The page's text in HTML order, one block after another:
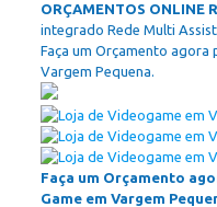
ORÇAMENTOS ONLINE
integrado Rede Multi
Faça um Orçamento agora
Vargem Pequena.
Faça um Orçamento
Game em Vargem